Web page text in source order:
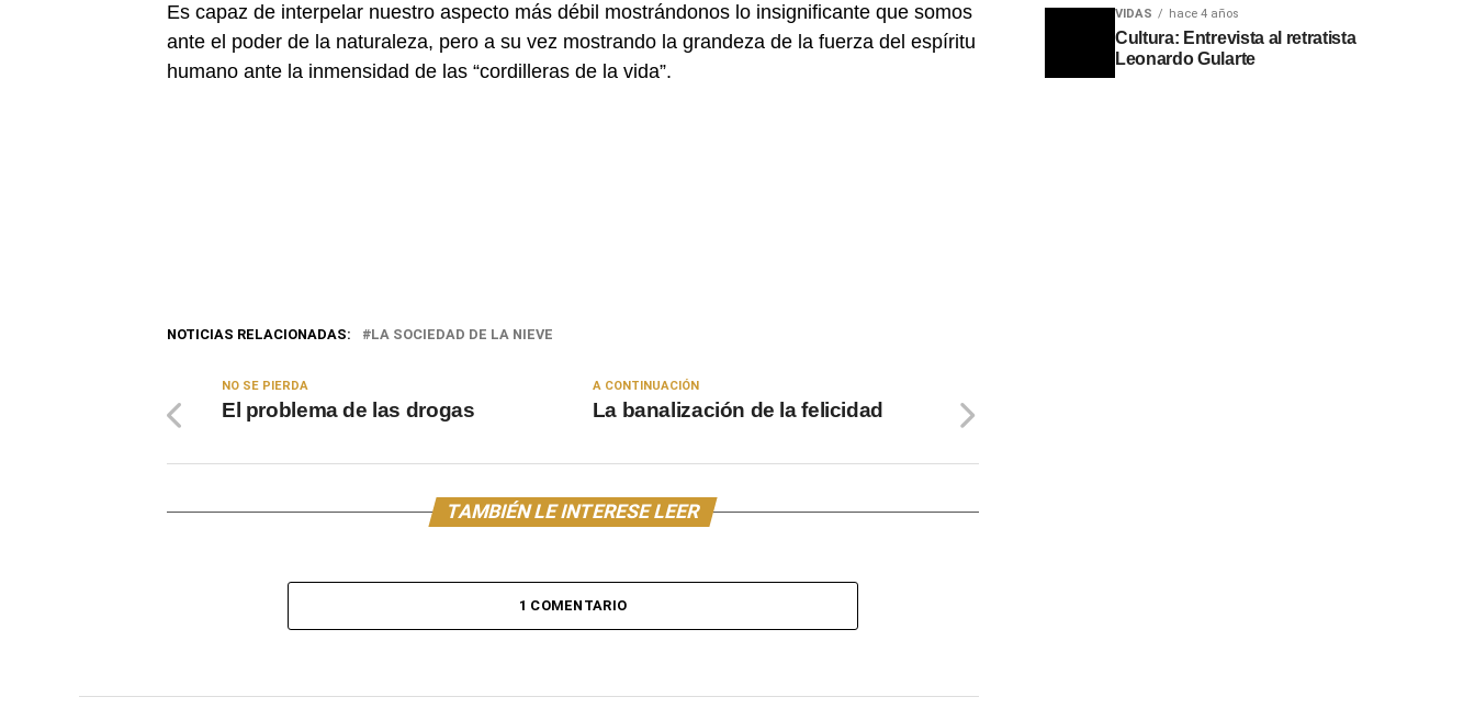
Es capaz de interpelar nuestro aspecto más débil mostrándonos lo insignificante que somos
ante el poder de la naturaleza, pero a su vez mostrando la grandeza de la fuerza del espíritu
humano ante la inmensidad de las “cordilleras de la vida”.
NOTICIAS RELACIONADAS: LA SOCIEDAD DE LA NIEVE
A CONTINUACIÓN
La banalización de la felicidad
NO SE PIERDA
El problema de las drogas
TAMBIÉN LE INTERESE LEER
1 COMENTARIO
VIDAS hace 4 años
Cultura: Entrevista al retratista
Leonardo Gularte